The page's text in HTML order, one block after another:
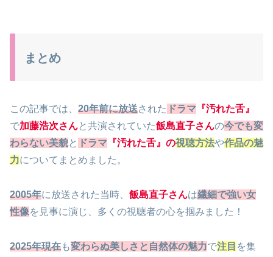
まとめ
この記事では、 20年前に放送された ドラマ 『汚れた舌』
で加藤浩次さんと共演されていた飯島直子さんの今でも変
わらない美貌と ドラマ 『汚れた舌』の視聴方法や作品の魅
力についてまとめました。
2005年に放送された当時、 飯島直子さんは繊細で強い女
性像を見事に演じ、多くの視聴者の心を掴みました！
2025年現在も変わらぬ美しさと自然体の魅力で注目 を集